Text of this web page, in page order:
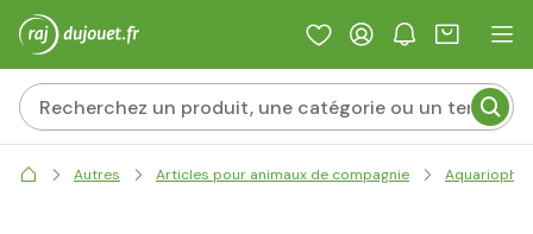
Autres Articles pour animaux de compagnie